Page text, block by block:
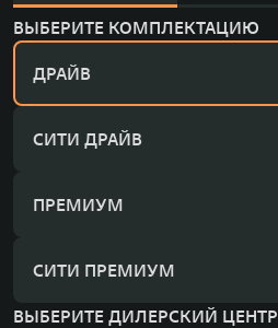
ВЫБЕРИТЕ КОМПЛЕКТАЦИЮ
ДРАЙВ
СИТИ ДРАЙВ
ПРЕМИУМ
СИТИ ПРЕМИУМ
ВЫБЕРИТЕ ДИЛЕРСКИЙ ЦЕНТР